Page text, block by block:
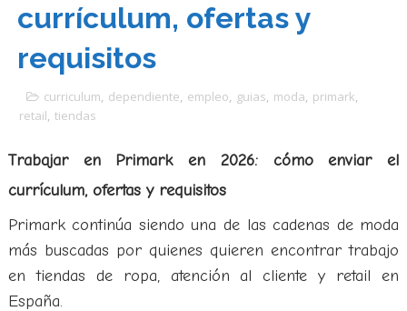
currículum, ofertas y
requisitos
curriculum, dependiente, empleo, guias, moda, primark,
retail, tiendas
Trabajar en Primark en 2026: cómo enviar el
currículum, ofertas y requisitos
Primark continúa siendo una de las cadenas de moda
más buscadas por quienes quieren encontrar trabajo
en tiendas de ropa, atención al cliente y retail en
España.